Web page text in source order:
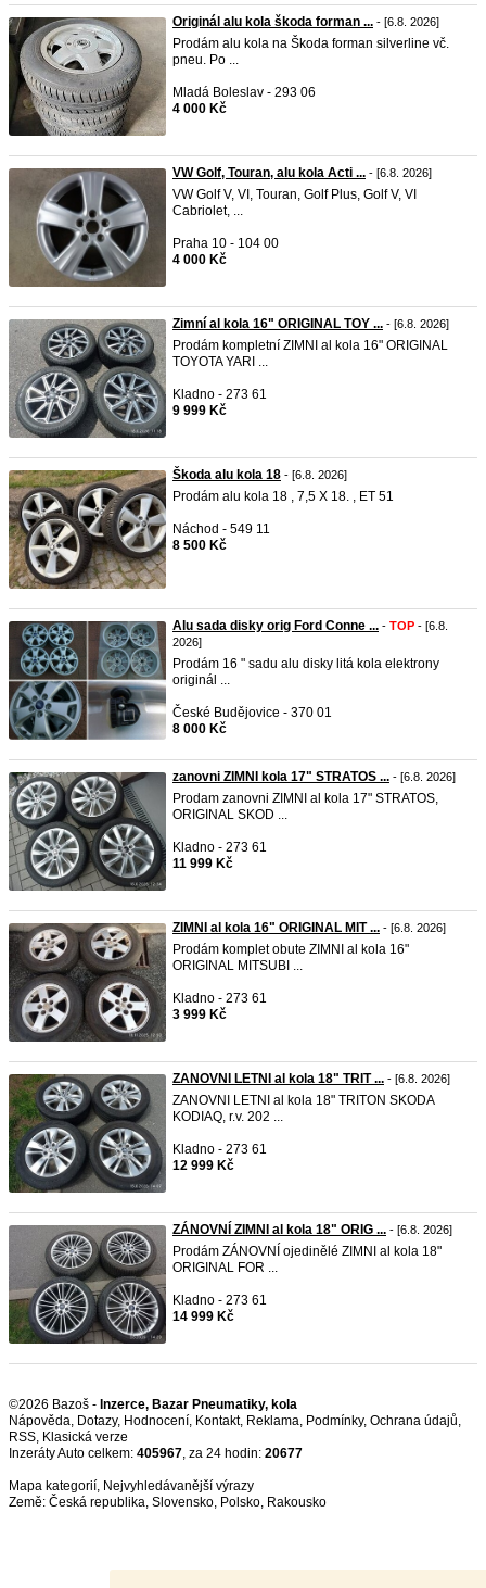
Originál alu kola škoda forman ... - [6.8. 2026]
Prodám alu kola na Škoda forman silverline vč.
pneu. Po ...
Mladá Boleslav - 293 06
4 000 Kč
VW Golf, Touran, alu kola Acti ... - [6.8. 2026]
VW Golf V, VI, Touran, Golf Plus, Golf V, VI
Cabriolet, ...
Praha 10 - 104 00
4 000 Kč
Zimní al kola 16" ORIGINAL TOY ... - [6.8. 2026]
Prodám kompletní ZIMNI al kola 16" ORIGINAL
TOYOTA YARI ...
Kladno - 273 61
9 999 Kč
Škoda alu kola 18 - [6.8. 2026]
Prodám alu kola 18 , 7,5 X 18. , ET 51
Náchod - 549 11
8 500 Kč
Alu sada disky orig Ford Conne ... - TOP - [6.8.
2026]
Prodám 16 " sadu alu disky litá kola elektrony
originál ...
České Budějovice - 370 01
8 000 Kč
zanovni ZIMNI kola 17" STRATOS ... - [6.8. 2026]
Prodam zanovni ZIMNI al kola 17" STRATOS,
ORIGINAL SKOD ...
Kladno - 273 61
11 999 Kč
ZIMNI al kola 16" ORIGINAL MIT ... - [6.8. 2026]
Prodám komplet obute ZIMNI al kola 16"
ORIGINAL MITSUBI ...
Kladno - 273 61
3 999 Kč
ZANOVNI LETNI al kola 18" TRIT ... - [6.8. 2026]
ZANOVNI LETNI al kola 18" TRITON SKODA
KODIAQ, r.v. 202 ...
Kladno - 273 61
12 999 Kč
ZÁNOVNÍ ZIMNI al kola 18" ORIG ... - [6.8. 2026]
Prodám ZÁNOVNÍ ojedinělé ZIMNI al kola 18"
ORIGINAL FOR ...
Kladno - 273 61
14 999 Kč
©2026 Bazoš - Inzerce, Bazar Pneumatiky, kola
Nápověda, Dotazy, Hodnocení, Kontakt, Reklama, Podmínky, Ochrana údajů,
RSS,
Inzeráty Auto celkem: 405967, za 24 hodin: 20677
Mapa kategorií, Nejvyhledávanější výrazy
Země: Česká republika, Slovensko, Polsko, Rakousko